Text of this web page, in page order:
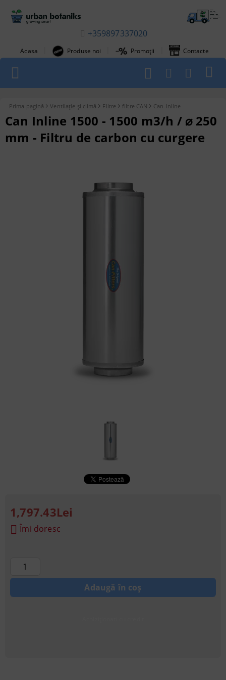
+359897337020
Acasa Produse noi Promoții Contacte
1
Prima pagină Ventilație și climă Filtre filtre CAN Can-Inline
Can Inline 1500 - 1500 m3/h / ⌀ 250
mm - Filtru de carbon cu curgere
1,797.43Lei
Îmi doresc